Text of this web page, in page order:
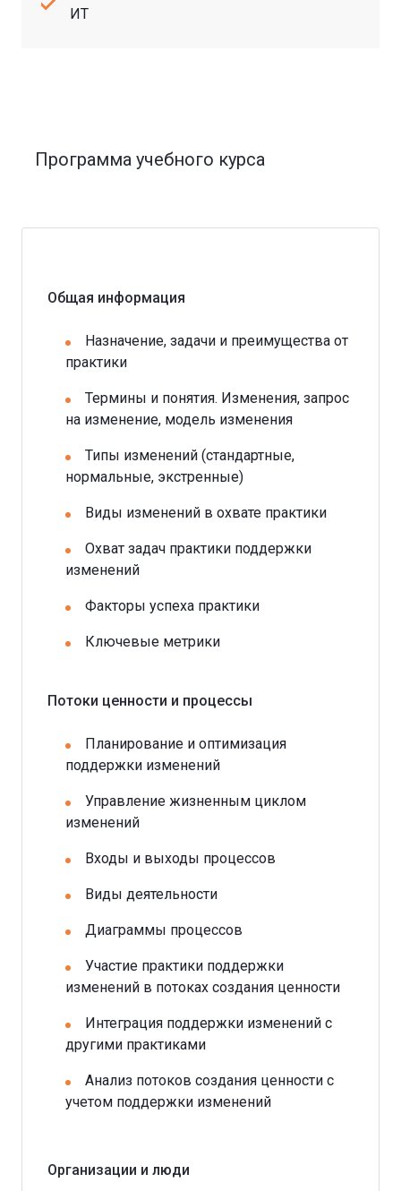
ИТ
Программа учебного курса
Общая информация
Назначение, задачи и преимущества от
практики
Термины и понятия. Изменения, запрос
на изменение, модель изменения
Типы изменений (стандартные,
нормальные, экстренные)
Виды изменений в охвате практики
Охват задач практики поддержки
изменений
Факторы успеха практики
Ключевые метрики
Потоки ценности и процессы
Планирование и оптимизация
поддержки изменений
Управление жизненным циклом
изменений
Входы и выходы процессов
Виды деятельности
Диаграммы процессов
Участие практики поддержки
изменений в потоках создания ценности
Интеграция поддержки изменений с
другими практиками
Анализ потоков создания ценности с
учетом поддержки изменений
Организации и люди